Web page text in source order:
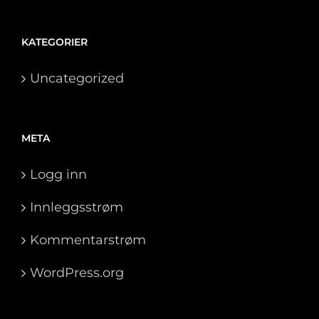
KATEGORIER
Uncategorized
META
Logg inn
Innleggsstrøm
Kommentarstrøm
WordPress.org